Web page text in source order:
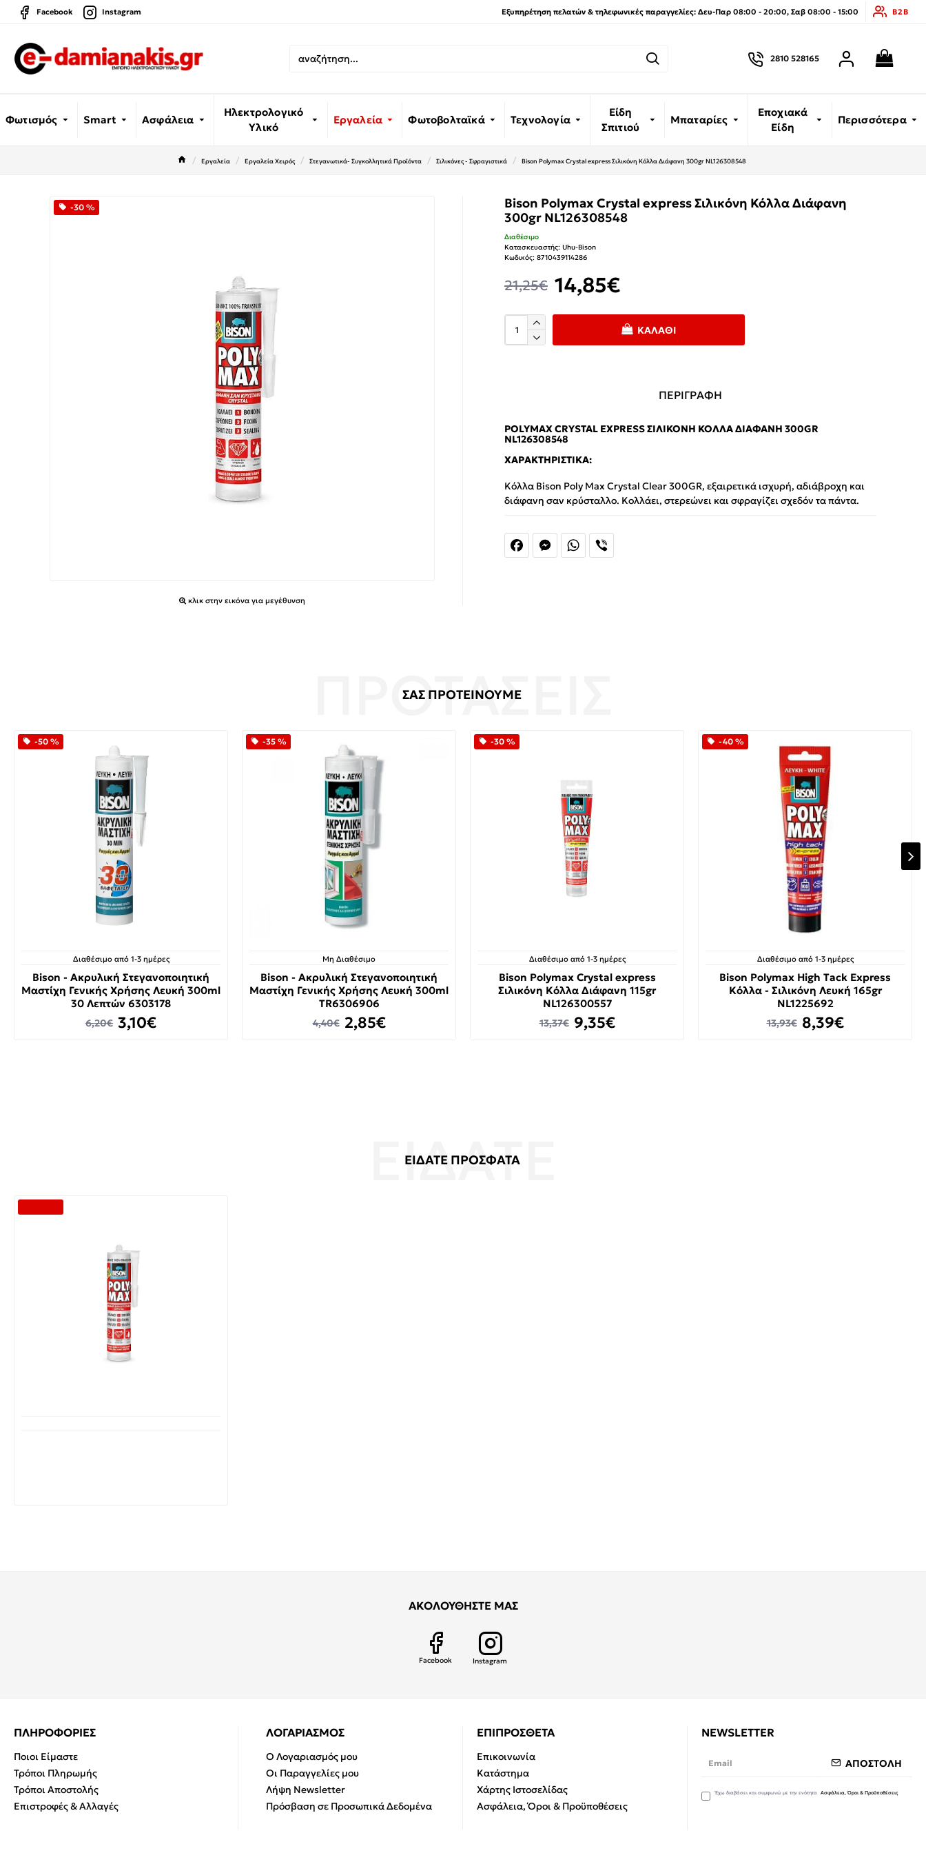
Facebook Instagram Εξυπηρέτηση πελατών & τηλεφωνικές παραγγελίες: Δευ-Παρ 08:00 - 20:00, Σαβ 08:00 - 15:00 B2B
2810 528165
Φωτισμός Smart Ασφάλεια
Ηλεκτρολογικό
Υλικό
Εργαλεία Φωτοβολταϊκά Τεχνολογία
Είδη
Σπιτιού
Μπαταρίες
Εποχιακά
Είδη
Περισσότερα
Εργαλεία Εργαλεία Χειρός Στεγανωτικά- Συγκολλητικά Προϊόντα Σιλικόνες - Σφραγιστικά Bison Polymax Crystal express Σιλικόνη Κόλλα Διάφανη 300gr NL126308548
-30 %
κλικ στην εικόνα για μεγέθυνση
Bison Polymax Crystal express Σιλικόνη Κόλλα Διάφανη
300gr NL126308548
14,85€
21,25€
Διαθέσιμο
Κατασκευαστής: Uhu-Bison
Κωδικός: 8710439114286
ΚΑΛΆΘΙ
FacebookMessengerWhatsApp
ΠΕΡΙΓΡΑΦΗ
POLYMAX CRYSTAL EXPRESS ΣΙΛΙΚΌΝΗ ΚΌΛΛΑ ΔΙΆΦΑΝΗ 300GR
NL126308548
ΧΑΡΑΚΤΗΡΙΣΤΙΚΆ:
Κόλλα Bison Poly Max Crystal Clear 300GR, εξαιρετικά ισχυρή, αδιάβροχη και
διάφανη σαν κρύσταλλο. Κολλάει, στερεώνει και σφραγίζει σχεδόν τα πάντα.
ΣΑΣ ΠΡΟΤΕΙΝΟΥΜΕ
-50 %
Διαθέσιμο από 1-3 ημέρες
Bison - Ακρυλική Στεγανοποιητική
Μαστίχη Γενικής Χρήσης Λευκή 300ml
30 Λεπτών 6303178
3,10€
6,20€
-35 %
Μη Διαθέσιμο
Bison - Ακρυλική Στεγανοποιητική
Μαστίχη Γενικής Χρήσης Λευκή 300ml
TR6306906
2,85€
4,40€
-30 %
Διαθέσιμο από 1-3 ημέρες
Bison Polymax Crystal express
Σιλικόνη Κόλλα Διάφανη 115gr
NL126300557
9,35€
13,37€
-40 %
Διαθέσιμο από 1-3 ημέρες
Bison Polymax High Tack Express
Κόλλα - Σιλικόνη Λευκή 165gr
NL1225692
8,39€
13,93€
ΕΙΔΑΤΕ ΠΡΟΣΦΑΤΑ
ΑΚΟΛΟΥΘΗΣΤΕ ΜΑΣ
Facebook Instagram
ΠΛΗΡΟΦΟΡΙΕΣ
Ποιοι Είμαστε
Τρόποι Πληρωμής
Τρόποι Αποστολής
Επιστροφές & Αλλαγές
ΛΟΓΑΡΙΑΣΜΟΣ
Ο Λογαριασμός μου
Οι Παραγγελίες μου
Λήψη Newsletter
Πρόσβαση σε Προσωπικά Δεδομένα
ΕΠΙΠΡΟΣΘΕΤΑ
Επικοινωνία
Κατάστημα
Χάρτης Ιστοσελίδας
Ασφάλεια, Όροι & Προϋποθέσεις
NEWSLETTER
ΑΠΟΣΤΟΛΗ
Έχω διαβάσει και συμφωνώ με την ενότητα Ασφάλεια, Όροι & Προϋποθέσεις